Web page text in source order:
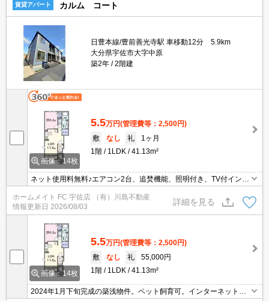
賃貸アパート カルム コート
日豊本線/豊前善光寺駅 車移動12分 5.9km
大分県宇佐市大字中原
築2年
2階建
画像：14枚
5.5万円(管理費等：2,500円)
敷
なし 礼
1ヶ月
1階
1LDK 41.13m²
ネット使用料無料♪エアコン2台、追焚機能、照明付き、TV付インタ
ホームメイト FC 宇佐店 （有）川島不動産
情報更新日 2026/08/03
詳細を見る
画像：14枚
5.5万円(管理費等：2,500円)
敷
なし 礼
55,000円
1階
1LDK 41.13m²
2024年1月下旬完成の築浅物件。ペット飼育可。インターネット無